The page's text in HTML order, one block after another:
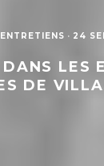
ENTRETIENS · 24
LES
DE